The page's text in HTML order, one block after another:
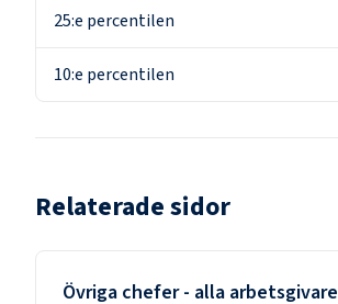
25:e percentilen
10:e percentilen
Relaterade sidor
Övriga chefer- alla arbetsgivare